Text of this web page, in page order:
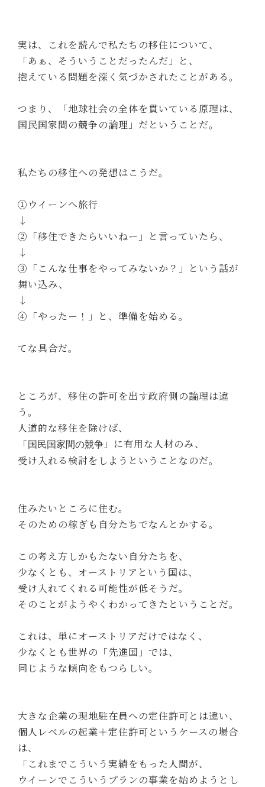
実は、これを読んで私たちの移住について、
「あぁ、そういうことだったんだ」と、
抱えている問題を深く気づかされたことがある。
つまり、「地球社会の全体を貫いている原理は、
国民国家間の競争の論理」だということだ。
私たちの移住への発想はこうだ。
①ウイーンへ旅行
↓
②「移住できたらいいねー」と言っていたら、
↓
③「こんな仕事をやってみないか？」という話が
舞い込み、
↓
④「やったー！」と、準備を始める。
てな具合だ。
ところが、移住の許可を出す政府側の論理は違
う。
人道的な移住を除けば、
「国民国家間の競争 」に有用な人材のみ、
受け入れる検討をしようということなのだ。
住みたいところに住む。
そのための稼ぎも自分たちでなんとかする。
この考え方しかもたない自分たちを、
少なくとも、オーストリアという国は、
受け入れてくれる可能性が低そうだ。
そのことがようやくわかってきたということだ。
これは、単にオーストリアだけではなく、
少なくとも世界の「先進国」では、
同じような傾向をもつらしい。
大きな企業の現地駐在員への定住許可とは違い、
個人レベルの起業＋定住許可というケースの場合
は、
「これまでこういう実績をもった人間が、
ウイーンでこういうプランの事業を始めようとし